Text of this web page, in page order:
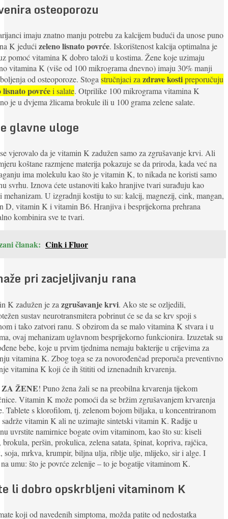
osteoporozu
imaju znatno manju potrebu za kalcijem budući da unose puno
K jedućizeleno lisnato povrće. Iskorištenost kalcija optimalna je
pomoć vitamina K dobro taloži u kostima. Žene koje uzimaju
vitamina K (više od 100 mikrograma dnevno) imaju 30% manji
od osteoporoze. Stogastručnjaci zazdrave kostipreporučuju
lisnato povrćei salate. Otprilike 100 mikrograma vitamina K
je u dvjema žlicama brokule ili u 100 grama zelene salate.
glavne uloge
vjerovalo da je vitamin K zadužen samo za zgrušavanje krvi. Ali
koštane razmjene materija pokazuje se da priroda, kada već na
ima molekulu kao što je vitamin K, to nikada ne koristi samo
svrhu. Iznova ćete ustanoviti kako hranjive tvari surađuju kao
mehanizam. U izgradnji kostiju to su: kalcij, magnezij, cink, mangan,
D, vitamin K i vitamin B6. Hranjiva i besprijekorna prehrana
kombinira sve te tvari.
članak: Cink i Fluor
pri zacjeljivanju rana
K zadužen je zazgrušavanje krvi. Ako ste se ozljedili,
sustav neurotransmitera pobrinut će se da se krv spoji s
i tako zatvori ranu. S obzirom da se malo vitamina K stvara i u
ovaj mehanizam uglavnom besprijekorno funkcionira. Izuzetak su
bebe, koje u prvim tjednima nemaju bakterije u crijevima za
vitamina K. Zbog toga se za novorođenčad preporuča preventivno
vitamina K koji će ih štititi od iznenadnih krvarenja.
ZA ŽENE! Puno žena žali se na preobilna krvarenja tijekom
Vitamin K može pomoći da se bržim zgrušavanjem krvarenja
Tablete s klorofilom, tj. zelenom bojom biljaka, u koncentriranom
vitamin K ali ne uzimajte sintetski vitamin K. Radije u
uvrstite namirnice bogate ovim vitaminom, kao što su: kiseli
brokula, peršin, prokulica, zelena satata, špinat, kopriva, rajčica,
soja, mrkva, krumpir, biljna ulja, riblje ulje, mlijeko, sir i alge. I
umu: što je povrće zelenije – to je bogatije vitaminom K.
li dobro opskrbljeni vitaminom K
koji od navedenih simptoma, možda patite od nedostatka